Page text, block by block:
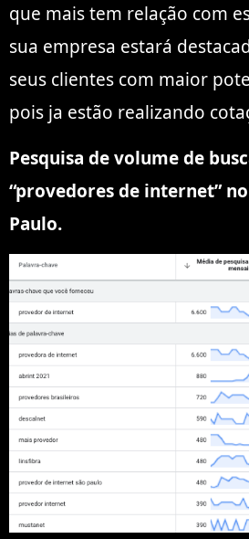
que mais tem relação com
sua empresa estará
seus clientes com maior
pois ja estão realizando
Pesquisa de volume de
“provedores de internet”
Paulo.